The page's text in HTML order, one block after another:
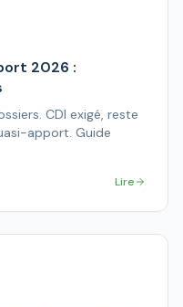
2026 :
CDI exigé, reste
apport. Guide
Lire